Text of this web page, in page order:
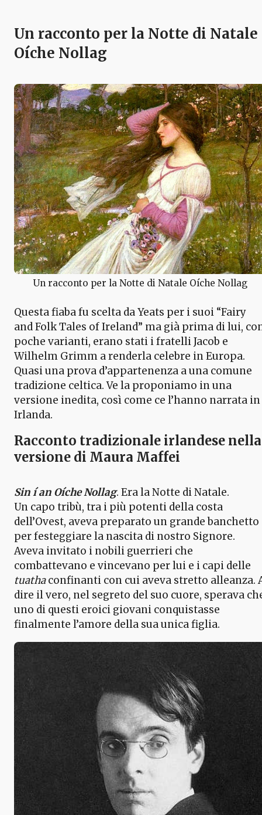
Un racconto per la Notte di Natale
Oíche Nollag
Un racconto per la Notte di Natale Oíche Nollag
Questa fiaba fu scelta da Yeats per i suoi “Fairy
and Folk Tales of Ireland” ma già prima di lui,
poche varianti, erano stati i fratelli Jacob e
Wilhelm Grimm a renderla celebre in Europa.
Quasi una prova d’appartenenza a una comune
tradizione celtica. Ve la proponiamo in una
versione inedita, così come ce l’hanno narrata in
Irlanda.
Racconto tradizionale irlandese nella
versione di Maura Maffei
Sin í an Oíche Nollag. Era la Notte di Natale.
Un capo tribù, tra i più potenti della costa
dell’Ovest, aveva preparato un grande banchetto
per festeggiare la nascita di nostro Signore.
Aveva invitato i nobili guerrieri che
combattevano e vincevano per lui e i capi delle
tuathaconfinanti con cui aveva stretto alleanza.
dire il vero, nel segreto del suo cuore, sperava
uno di questi eroici giovani conquistasse
finalmente l’amore della sua unica figlia.